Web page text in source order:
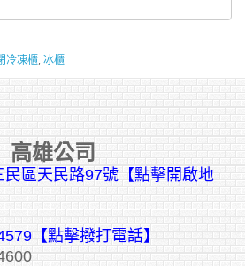
冷凍櫃, 冰櫃
雄公司
民區天民路97號【點擊開啟地
【點擊撥打電話】